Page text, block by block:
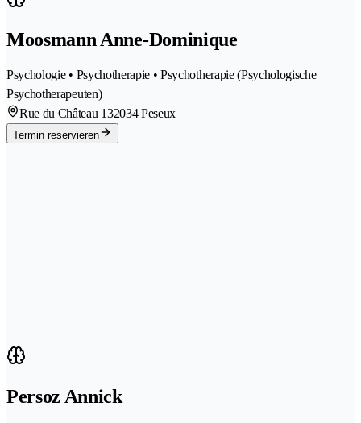
Moosmann Anne-Dominique
Psychologie • Psychotherapie • Psychotherapie (Psychologische
Psychotherapeuten)
Rue du Château 132034 Peseux
Termin reservieren
Persoz Annick